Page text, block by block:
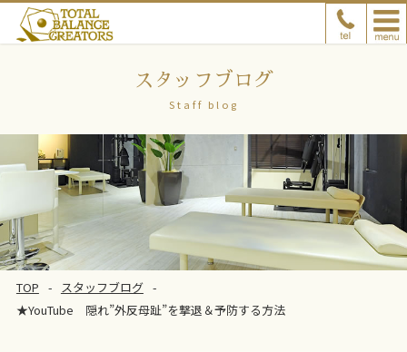
スタッフブログ
Staff blog
TOP
スタッフブログ
★YouTube 隠れ”外反母趾”を撃退＆予防する方法